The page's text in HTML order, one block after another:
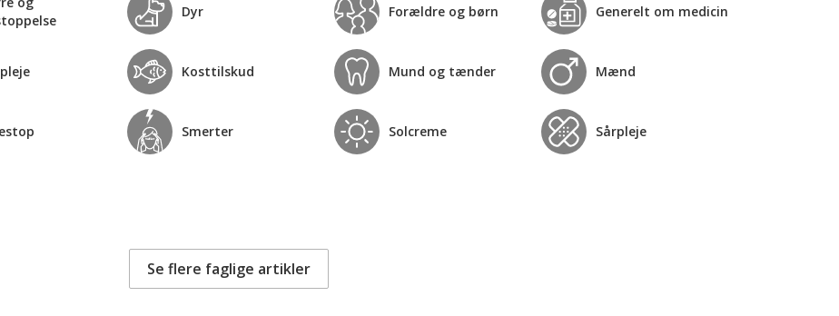
Dyr Forældre og børn Generelt om medicin
Kosttilskud Mund og tænder Mænd
Smerter Solcreme Sårpleje
Se flere faglige artikler